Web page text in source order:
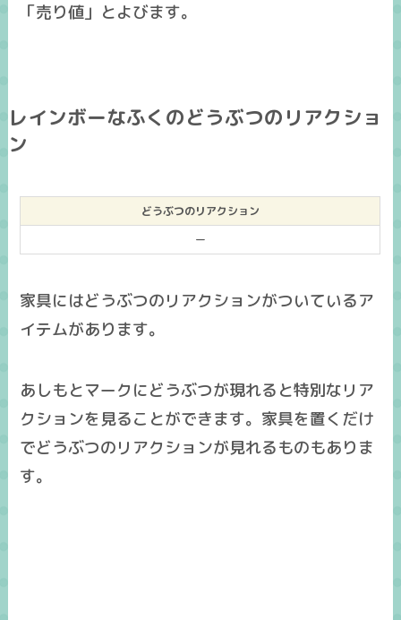
「売り値」とよびます。
レインボーなふくのどうぶつのリアクショ
ン
どうぶつのリアクション
ー
家具にはどうぶつのリアクションがついているア
イテムがあります。
あしもとマークにどうぶつが現れると特別なリア
クションを見ることができます。家具を置くだけ
でどうぶつのリアクションが見れるものもありま
す。